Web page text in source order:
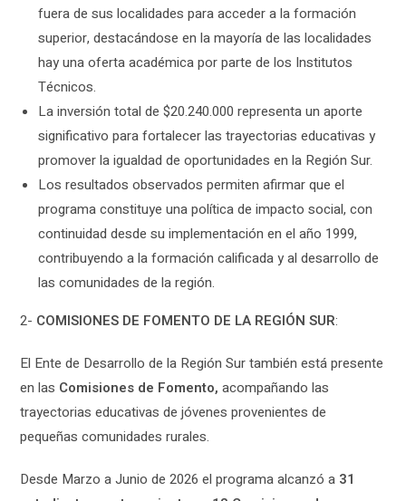
fuera de sus localidades para acceder a la formación
superior, destacándose en la mayoría de las localidades
hay una oferta académica por parte de los Institutos
Técnicos.
La inversión total de $20.240.000 representa un aporte
significativo para fortalecer las trayectorias educativas y
promover la igualdad de oportunidades en la Región Sur.
Los resultados observados permiten afirmar que el
programa constituye una política de impacto social, con
continuidad desde su implementación en el año 1999,
contribuyendo a la formación calificada y al desarrollo de
las comunidades de la región.
2- COMISIONES DE FOMENTO DE LA REGIÓN SUR:
El Ente de Desarrollo de la Región Sur también está presente
en las Comisiones de Fomento,acompañando las
trayectorias educativas de jóvenes provenientes de
pequeñas comunidades rurales.
Desde Marzo a Junio de 2026 el programa alcanzó a 31